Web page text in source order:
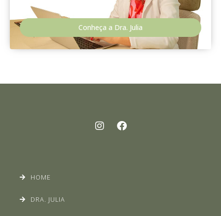
Conheça a Dra. Julia
HOME
DRA. JULIA